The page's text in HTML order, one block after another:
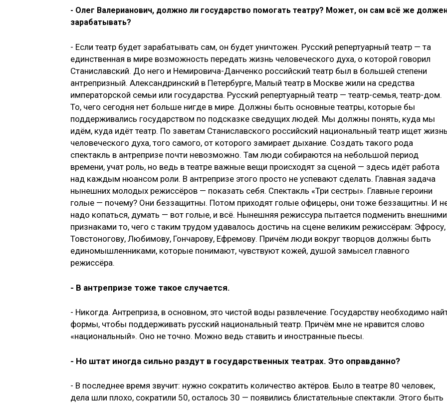
- Олег Валерианович, должно ли государство помогать театру? Может, он сам всё же
зарабатывать?
- Если театр будет зарабатывать сам, он будет уничтожен. Русский репертуарный театр — та
единственная в мире возможность передать жизнь человеческого духа, о которой говорил
Станиславский. До него и Немировича-Данченко российский театр был в большей степени
антрепризный. Александринский в Петербурге, Малый театр в Москве жили на средства
императорской семьи или государства. Русский репертуарный театр — театр-семья, театр-дом.
То, чего сегодня нет больше нигде в мире. Должны быть основные театры, которые бы
поддерживались государством по подсказке сведущих людей. Мы должны понять, куда мы
идём, куда идёт театр. По заветам Станиславского российский национальный театр ищет жизнь
человеческого духа, того самого, от которого замирает дыхание. Создать такого рода
спектакль в антрепризе почти невозможно. Там люди собираются на небольшой период
времени, учат роль, но ведь в театре важные вещи происходят за сценой — здесь идёт работа
над каждым нюансом роли. В антрепризе этого просто не успевают сделать. Главная задача
нынешних молодых режиссёров — показать себя. Спектакль «Три сестры». Главные героини
голые — почему? Они беззащитны. Потом приходят голые офицеры, они тоже беззащитны. И
надо копаться, думать — вот голые, и всё. Нынешняя режиссура пытается подменить внешними
признаками то, чего с таким трудом удавалось достичь на сцене великим режиссёрам: Эфросу,
Товстоногову, Любимову, Гончарову, Ефремову. Причём люди вокруг творцов должны быть
единомышленниками, которые понимают, чувствуют кожей, душой замысел главного
режиссёра.
- В антрепризе тоже такое случается.
- Никогда. Антреприза, в основном, это чистой воды развлечение. Государству необходимо
формы, чтобы поддерживать русский национальный театр. Причём мне не нравится слово
«национальный». Оно не точно. Можно ведь ставить и иностранные пьесы.
- Но штат иногда сильно раздут в государственных театрах. Это оправданно?
- В последнее время звучит: нужно сократить количество актёров. Было в театре 80 человек,
дела шли плохо, сократили 50, осталось 30 — появились блистательные спектакли. Этого быть